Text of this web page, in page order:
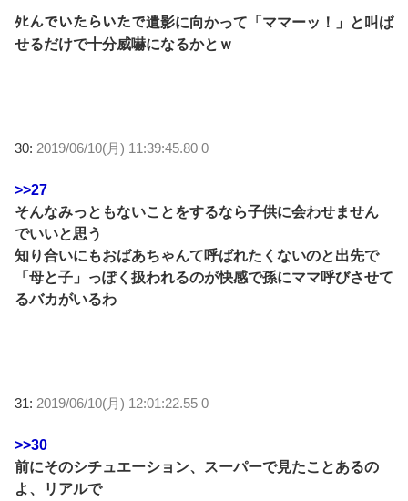
ﾀﾋんでいたらいたで遺影に向かって「ママーッ！」と叫ば
せるだけで十分威嚇になるかとｗ
30: 2019/06/10(月) 11:39:45.80 0
>>27
そんなみっともないことをするなら子供に会わせません
でいいと思う
知り合いにもおばあちゃんて呼ばれたくないのと出先で
「母と子」っぽく扱われるのが快感で孫にママ呼びさせて
るバカがいるわ
31: 2019/06/10(月) 12:01:22.55 0
>>30
前にそのシチュエーション、スーパーで見たことあるの
よ、リアルで